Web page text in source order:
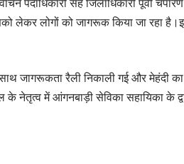
पदाधिकारी सह जिलाधिकारी पूर्वी
लेकर लोगों को जागरूक किया जा रहा
जागरूकता रैली निकाली गई और मेहंदी
नेतृत्व में आंगनबाड़ी सेविका सहायिका के